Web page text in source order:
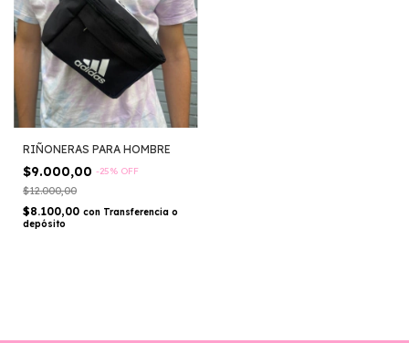
RIÑONERAS PARA HOMBRE
$9.000,00 -25% OFF
$12.000,00
$8.100,00 con Transferencia o
depósito